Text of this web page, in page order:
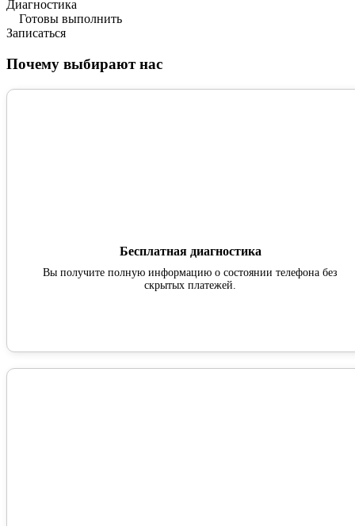
Диагностика
Готовы выполнить
Записаться
Почему выбирают нас
Бесплатная диагностика
Вы получите полную информацию о состоянии телефона без
скрытых платежей.